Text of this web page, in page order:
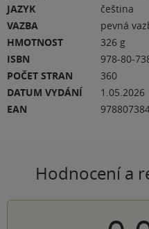
JAZYK
čeština
VAZBA
pevná
HMOTNOST
326 g
ISBN
978-80-
POČET STRAN
360
DATUM VYDÁNÍ
1.05.2026
EAN
Hodnocení a